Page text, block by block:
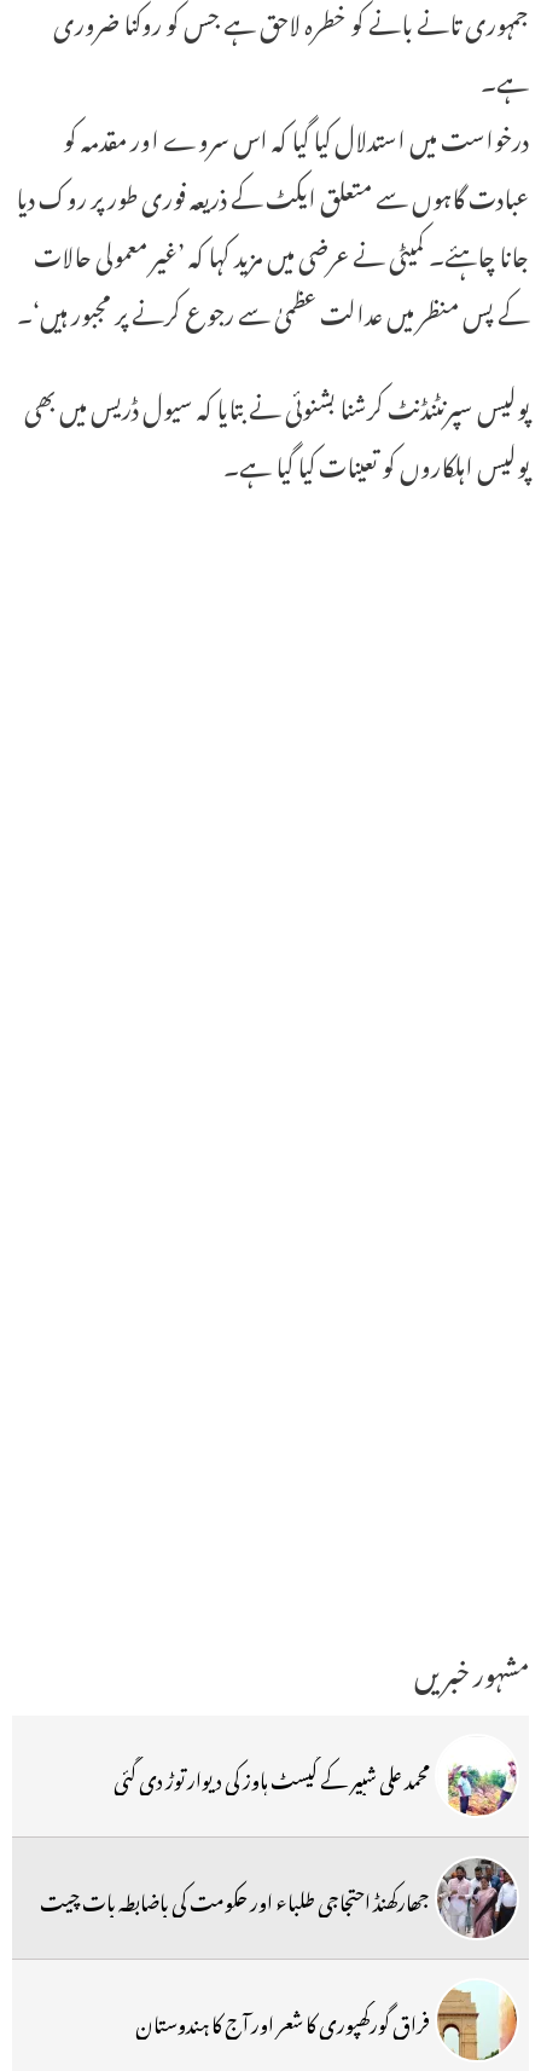
جمہوری تانے بانے کو خطرہ لاحق ہے جس کو روکنا ضروری
ہے۔
درخواست میں استدلال کیا گیا کہ اس سروے اور مقدمہ کو
عبادت گاہوں سے متعلق ایکٹ کے ذریعہ فوری طور پر روک دیا
جانا چاہئے۔ کمیٹی نے عرضی میں مزید کہا کہ ’غیر معمولی حالات
کے پس منظر میں عدالت عظمیٰ سے رجوع کرنے پر مجبور ہیں‘۔
پولیس سپرنٹنڈنٹ کرشنا بشنوئی نے بتایا کہ سیول ڈریس میں بھی
پولیس اہلکاروں کو تعینات کیا گیا ہے۔
مشہور خبریں
محمد علی شبیر کے گیسٹ ہاوز کی دیوار توڑ دی گئی
جھارکھنڈ احتجاجی طلباء اور حکومت کی باضابطہ بات چیت
فراق گورکھپوری کا شعر اور آج کا ہندوستان